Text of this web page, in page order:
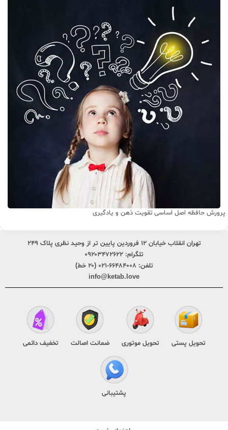
پرورش حافظه اصل اساسی تقویت ذهن و یادگیری
تهران انقلاب خیابان ۱۲ فروردین پایین تر از وحید نظری پلاک ۲۴۹
تلگرام: ۰۹۲۰۳۴۷۲۶۲۲
تلفن: ۶۶۴۸۴۰۰۸-۰۲۱ (۲۰ خط)
info@ketab.love
تحویل پستی تحویل موتوری ضمانت اصالت تخفیف دائمی
پشتیبانی